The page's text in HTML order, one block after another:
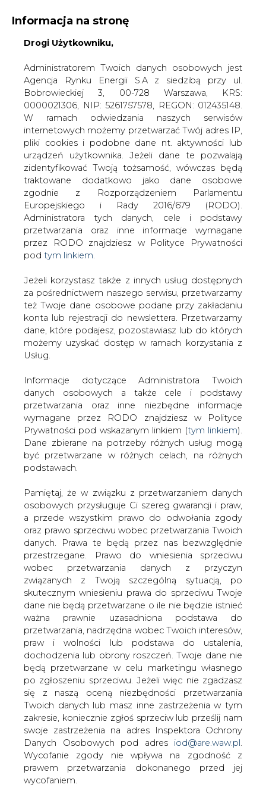
KONTAKT:
WYDAWCA PORTALU:
WYSOKI KONTRAST A A
ZALOGUJ SIĘ
WŁĄCZ CIRE.TV
Informacja na stronę
Drogi Użytkowniku,
Administratorem Twoich danych osobowych jest
Agencja Rynku Energii S.A z siedzibą przy ul.
Bobrowieckiej 3, 00-728 Warszawa, KRS:
0000021306, NIP: 5261757578, REGON: 012435148.
W ramach odwiedzania naszych serwisów
internetowych możemy przetwarzać Twój adres IP,
pliki cookies i podobne dane nt. aktywności lub
urządzeń użytkownika. Jeżeli dane te pozwalają
zidentyfikować Twoją tożsamość, wówczas będą
traktowane dodatkowo jako dane osobowe
zgodnie z Rozporządzeniem Parlamentu
Europejskiego i Rady 2016/679 (RODO).
Administratora tych danych, cele i podstawy
przetwarzania oraz inne informacje wymagane
przez RODO znajdziesz w Polityce Prywatności
pod tym linkiem.
Jeżeli korzystasz także z innych usług dostępnych
za pośrednictwem naszego serwisu, przetwarzamy
też Twoje dane osobowe podane przy zakładaniu
konta lub rejestracji do newslettera. Przetwarzamy
dane, które podajesz, pozostawiasz lub do których
możemy uzyskać dostęp w ramach korzystania z
Usług.
Informacje dotyczące Administratora Twoich
danych osobowych a także cele i podstawy
przetwarzania oraz inne niezbędne informacje
wymagane przez RODO znajdziesz w Polityce
Prywatności pod wskazanym linkiem (tym linkiem).
Dane zbierane na potrzeby różnych usług mogą
być przetwarzane w różnych celach, na różnych
podstawach.
Pamiętaj, że w związku z przetwarzaniem danych
osobowych przysługuje Ci szereg gwarancji i praw,
a przede wszystkim prawo do odwołania zgody
oraz prawo sprzeciwu wobec przetwarzania Twoich
danych. Prawa te będą przez nas bezwzględnie
przestrzegane. Prawo do wniesienia sprzeciwu
wobec przetwarzania danych z przyczyn
związanych z Twoją szczególną sytuacją, po
skutecznym wniesieniu prawa do sprzeciwu Twoje
dane nie będą przetwarzane o ile nie będzie istnieć
ważna prawnie uzasadniona podstawa do
przetwarzania, nadrzędna wobec Twoich interesów,
praw i wolności lub podstawa do ustalenia,
dochodzenia lub obrony roszczeń. Twoje dane nie
będą przetwarzane w celu marketingu własnego
po zgłoszeniu sprzeciwu. Jeżeli więc nie zgadzasz
się z naszą oceną niezbędności przetwarzania
Twoich danych lub masz inne zastrzeżenia w tym
zakresie, koniecznie zgłoś sprzeciw lub prześlij nam
swoje zastrzeżenia na adres Inspektora Ochrony
Danych Osobowych pod adres iod@are.waw.pl
Wycofanie zgody nie wpływa na zgodność z
prawem przetwarzania dokonanego przed jej
wycofaniem.
Strona główna SERWIS INFORMACYJNY CIRE 24
8: wyścig po akcje
2001-03-02 00:00
skomentuj
udostępnij:
G-8: wyścig po akcje
W przetargu na G-8 - grupę
dystrybutorów prądu z północnej i
centralnej Polski pojawią się belgijski
Electrabel i niemiecki E.ON.
Za murowanego kandydata uważa się też francuski EDF.
Start po G-8 deklaruje również irlandzkie ESB. Rozważają
go ponadto amerykański Entergy i hiszpańska Endesa.
Dzisiaj o godz. 14 upływa termin składania wstępnych
ofert zakupu akcji ośmiu spółek dystrybucyjnych z
północnej i centralnej Polski. Przetarg na G-8 to pierwsza
grupowa prywatyzacja firm z sektora dystrybucji energii.
Branżowi eksperci spodziewają się, że ta sprzedaż
wzbudzi zainteresowanie inwestorów porównywalne z
prywatyzacją Górnośląskiego Zakładu
Elektroenergetycznego (wpłynęło wtedy aż 11 ofert).
Belgowie podtrzymują
Deklaracje o złożeniu wstępnej oferty zakupu G-8